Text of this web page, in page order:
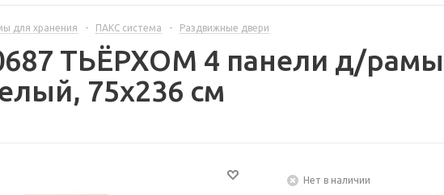
для хранения - ПАКС система - Раздвижные двери
ТЬЁРХОМ 4 панели д/
75x236 см
Нет в наличии